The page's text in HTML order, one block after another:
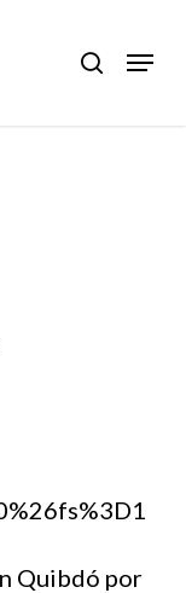
search
Menu
Quibdó por
Close